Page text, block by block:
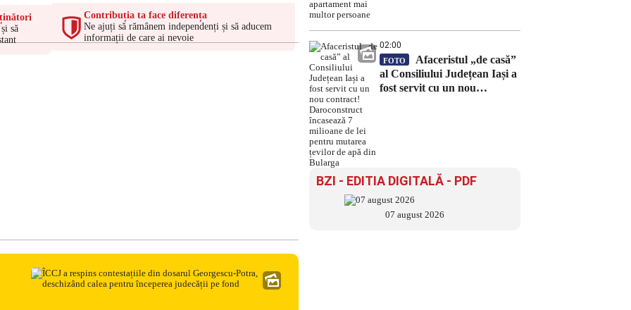
să
Contribuția ta face diferența
Ne ajuți să rămânem independenți și să aducem
informații de care ai nevoie
02:00
FOTO
Afaceristul „de casă”
al Consiliului Județean Iași a
fost servit cu un nou
BZI - EDITIA DIGITALĂ - PDF
07 august 2026